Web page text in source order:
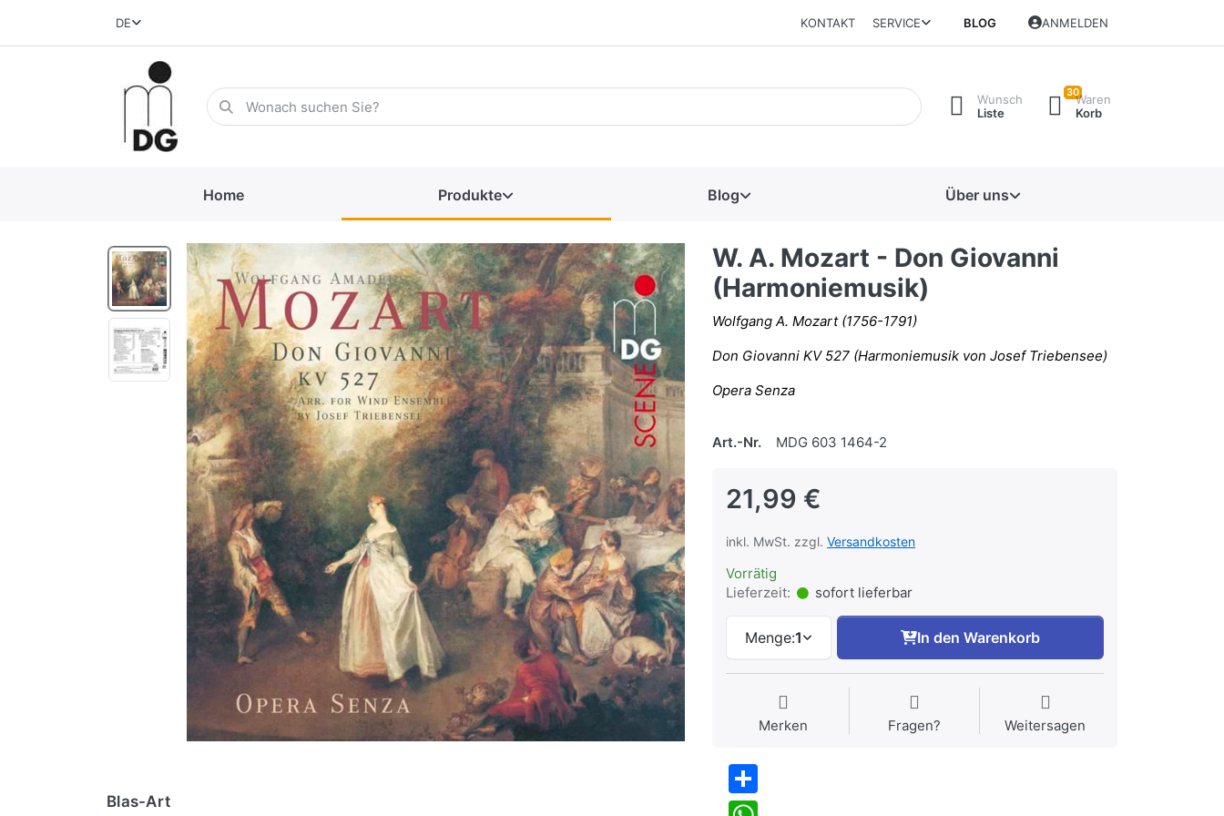
DE KONTAKT SERVICE BLOG ANMELDEN
Wunsch
Liste
30Waren
Korb
Home Produkte Blog Über uns
W. A. Mozart - Don Giovanni
(Harmoniemusik)
Wolfgang A. Mozart (1756-1791)
Don Giovanni KV 527 (Harmoniemusik von Josef Triebensee)
Opera Senza
Art.-Nr. MDG 603 1464-2
21,99 €
inkl. MwSt. zzgl. Versandkosten
Vorrätig
Lieferzeit:
sofort lieferbar
Menge:1 In den Warenkorb
Merken Fragen? Weitersagen
Share
Blas-Art